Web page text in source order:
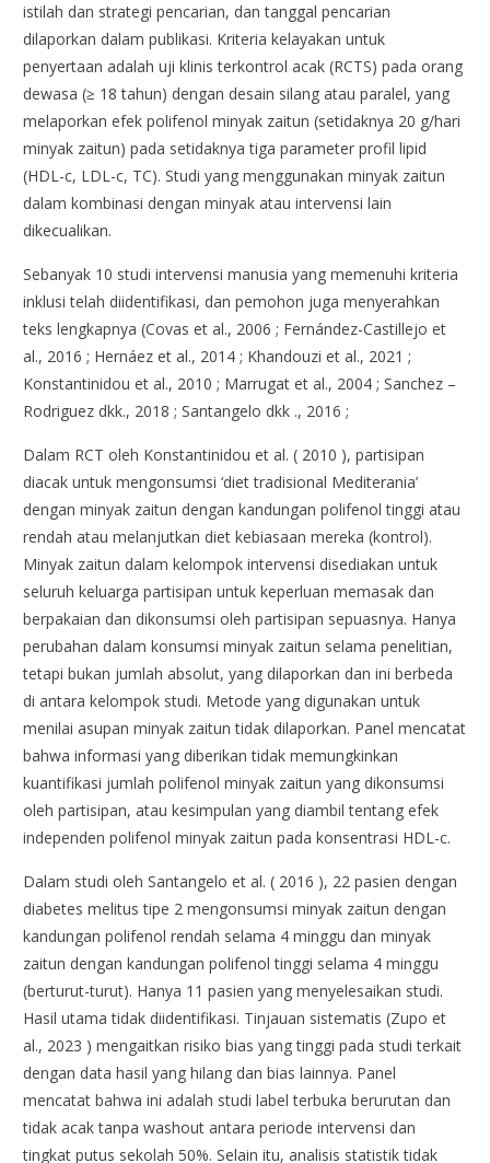
istilah dan strategi pencarian, dan tanggal pencarian
dilaporkan dalam publikasi. Kriteria kelayakan untuk
penyertaan adalah uji klinis terkontrol acak (RCTS) pada orang
dewasa (≥ 18 tahun) dengan desain silang atau paralel, yang
melaporkan efek polifenol minyak zaitun (setidaknya 20 g/hari
minyak zaitun) pada setidaknya tiga parameter profil lipid
(HDL-c, LDL-c, TC). Studi yang menggunakan minyak zaitun
dalam kombinasi dengan minyak atau intervensi lain
dikecualikan.
Sebanyak 10 studi intervensi manusia yang memenuhi kriteria
inklusi telah diidentifikasi, dan pemohon juga menyerahkan
teks lengkapnya (Covas et al., 2006 ; Fernández-Castillejo et
al., 2016 ; Hernáez et al., 2014 ; Khandouzi et al., 2021 ;
Konstantinidou et al., 2010 ; Marrugat et al., 2004 ; Sanchez –
Rodriguez dkk., 2018 ; Santangelo dkk ., 2016 ;
Dalam RCT oleh Konstantinidou et al. ( 2010 ), partisipan
diacak untuk mengonsumsi ‘diet tradisional Mediterania’
dengan minyak zaitun dengan kandungan polifenol tinggi atau
rendah atau melanjutkan diet kebiasaan mereka (kontrol).
Minyak zaitun dalam kelompok intervensi disediakan untuk
seluruh keluarga partisipan untuk keperluan memasak dan
berpakaian dan dikonsumsi oleh partisipan sepuasnya. Hanya
perubahan dalam konsumsi minyak zaitun selama penelitian,
tetapi bukan jumlah absolut, yang dilaporkan dan ini berbeda
di antara kelompok studi. Metode yang digunakan untuk
menilai asupan minyak zaitun tidak dilaporkan. Panel mencatat
bahwa informasi yang diberikan tidak memungkinkan
kuantifikasi jumlah polifenol minyak zaitun yang dikonsumsi
oleh partisipan, atau kesimpulan yang diambil tentang efek
independen polifenol minyak zaitun pada konsentrasi HDL-c.
Dalam studi oleh Santangelo et al. ( 2016 ), 22 pasien dengan
diabetes melitus tipe 2 mengonsumsi minyak zaitun dengan
kandungan polifenol rendah selama 4 minggu dan minyak
zaitun dengan kandungan polifenol tinggi selama 4 minggu
(berturut-turut). Hanya 11 pasien yang menyelesaikan studi.
Hasil utama tidak diidentifikasi. Tinjauan sistematis (Zupo et
al., 2023 ) mengaitkan risiko bias yang tinggi pada studi terkait
dengan data hasil yang hilang dan bias lainnya. Panel
mencatat bahwa ini adalah studi label terbuka berurutan dan
tidak acak tanpa washout antara periode intervensi dan
tingkat putus sekolah 50%. Selain itu, analisis statistik tidak